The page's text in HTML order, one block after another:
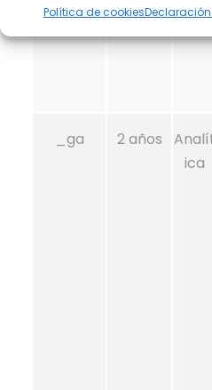
Política de cookies
_ga 2 años
ica